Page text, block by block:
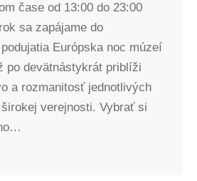
čase od 13:00 do 23:00
sa zapájame do
Európska noc múzeí
po devätnástykrát priblíži
a rozmanitosť jednotlivých
verejnosti. Vybrať si